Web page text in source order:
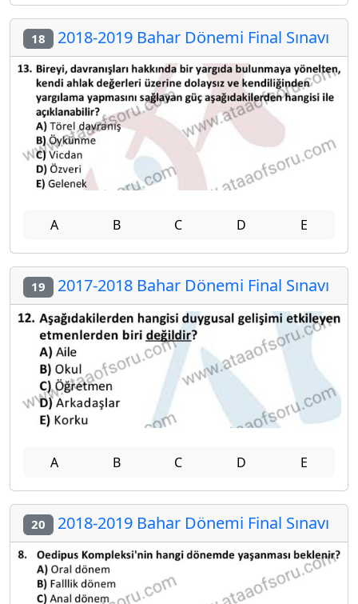
18 2018-2019 Bahar Dönemi Final Sınavı
A B C D E
19 2017-2018 Bahar Dönemi Final Sınavı
A B C D E
20 2018-2019 Bahar Dönemi Final Sınavı